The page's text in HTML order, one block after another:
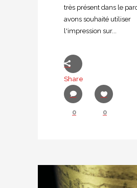
très présent dans le
avons souhaité utiliser
l'impression sur...
Share
0 0